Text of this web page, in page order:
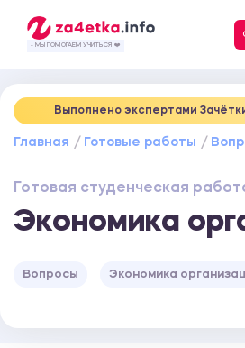
- МЫ ПОМОГАЕМ УЧИТЬСЯ ❤️
Выполнено экспертами
Главная Готовые работы
Готовая студенческая
Экономика
Вопросы Экономика